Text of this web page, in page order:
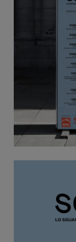
Per l’edizione
sguardo e il
l’intero set di
logotipo,
media, libretti,
Il logotipo,
da un
libro aperto,
storie e dei
grazie al colore
di un lettering
Le illustrazioni
conferiscono
navigatore su